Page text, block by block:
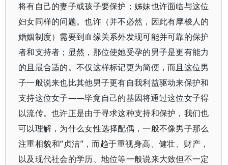
将有自己的妻子或孩子要保护；姊妹也许面临与这位
妇女同样的问题。也许（并不必然，因此有摩梭人的
婚姻制度）需要到血缘关系外发现可能并可靠的保护
者和支持者；显然，那位使她受孕的男子是更有能力
的且最合适的。不仅这样标记更为简便，而且这位男
子一般说来也比其他男子更有自我利益驱动来保护和
支持这位女子——毕竟自己的基因将通过这位女子得
以流传。也许正是由于寻求这种支持和保护，我们也
可以理解，为什么女性选择配偶，一般不像男子那么
注重相貌和“贞洁”，而趋于重视身高、健壮、财产，
以及现代社会的学历、地位等一般说来大致但不一定